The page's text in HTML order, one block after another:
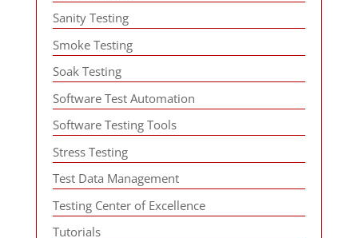
Sanity Testing
Smoke Testing
Soak Testing
Software Test Automation
Software Testing Tools
Stress Testing
Test Data Management
Testing Center of Excellence
Tutorials